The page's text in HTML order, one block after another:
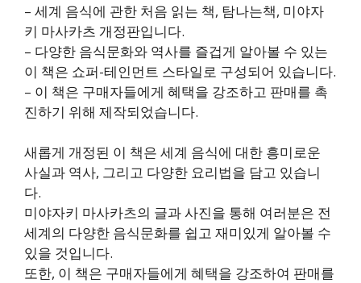
– 세계 음식에 관한 처음 읽는 책, 탐나는책, 미야자
키 마사카츠 개정판입니다.
– 다양한 음식문화와 역사를 즐겁게 알아볼 수 있는
이 책은 쇼퍼-테인먼트 스타일로 구성되어 있습니다.
– 이 책은 구매자들에게 혜택을 강조하고 판매를 촉
진하기 위해 제작되었습니다.
새롭게 개정된 이 책은 세계 음식에 대한 흥미로운
사실과 역사, 그리고 다양한 요리법을 담고 있습니
다.
미야자키 마사카츠의 글과 사진을 통해 여러분은 전
세계의 다양한 음식문화를 쉽고 재미있게 알아볼 수
있을 것입니다.
또한, 이 책은 구매자들에게 혜택을 강조하여 판매를